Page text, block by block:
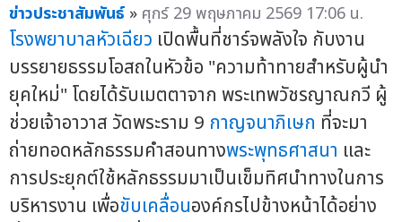
ข่าวประชาสัมพันธ์ » ศุกร์ 29 พฤษภาคม 2569 17:06 น.
โรงพยาบาลหัวเฉียว เปิดพื้นที่ชาร์จพลังใจ กับงาน
บรรยายธรรมโอสถในหัวข้อ "ความท้าทายสำหรับผู้นำ
ยุคใหม่" โดยได้รับเมตตาจาก พระเทพวัชรญาณกวี ผู้
ช่วยเจ้าอาวาส วัดพระราม 9 กาญจนาภิเษก ที่จะมา
ถ่ายทอดหลักธรรมคำสอนทางพระพุทธศาสนา และ
การประยุกต์ใช้หลักธรรมมาเป็นเข็มทิศนำทางในการ
บริหารงาน เพื่อขับเคลื่อนองค์กรไปข้างหน้าได้อย่าง